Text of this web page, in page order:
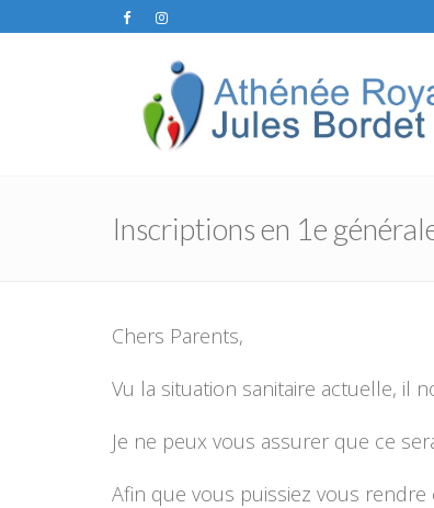
Inscriptions en 1e
Chers Parents,
Vu la situation sanitaire actuelle, il
Je ne peux vous assurer que ce
Afin que vous puissiez vous